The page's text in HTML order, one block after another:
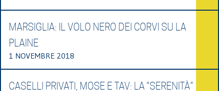
MARSIGLIA: IL VOLO NERO DEI CORVI SU LA
PLAINE
1 NOVEMBRE 2018
CASELLI PRIVATI, MOSE E TAV: LA “SERENITÀ”